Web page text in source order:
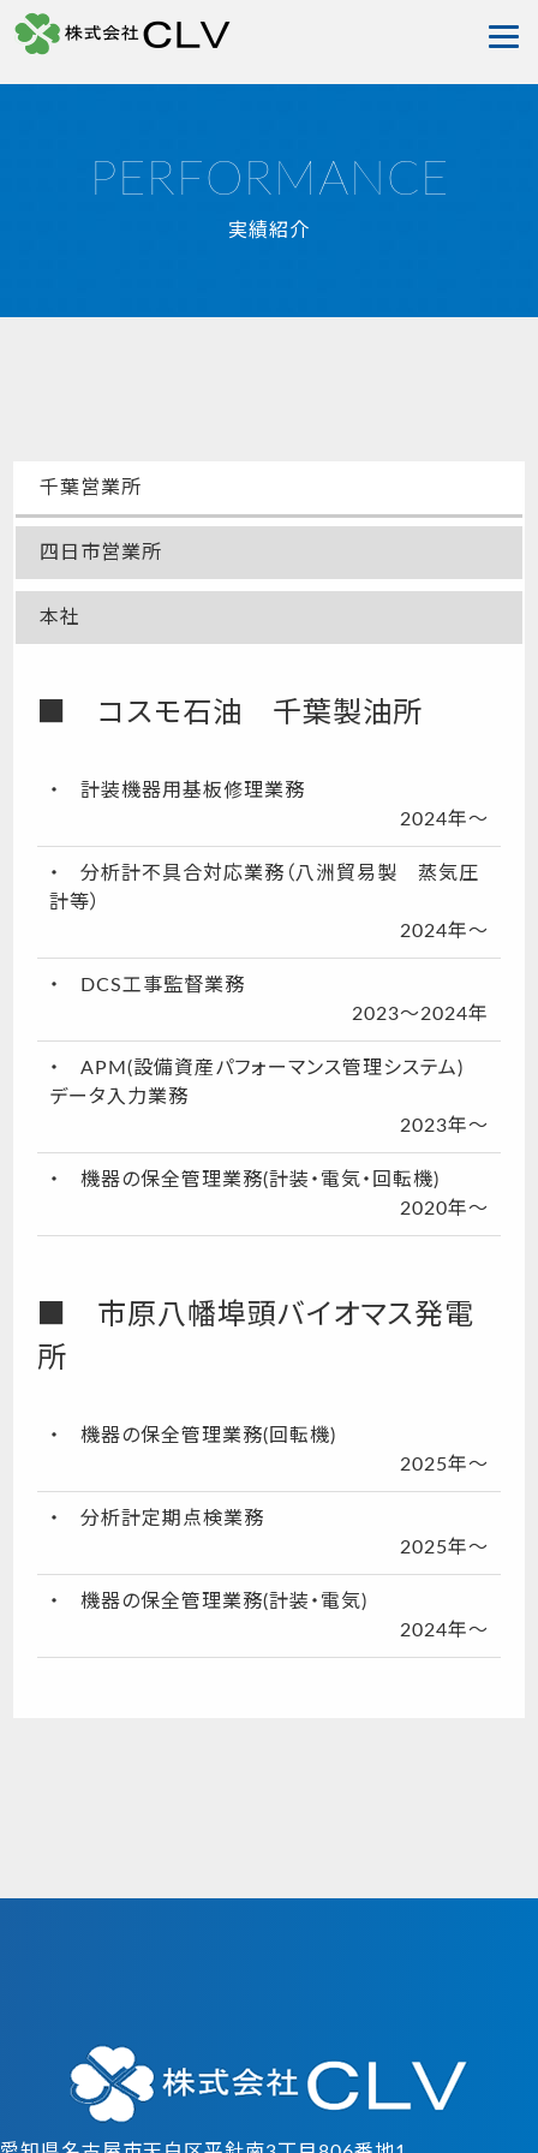
PERFORMANCE
実績紹介
千葉営業所
四日市営業所
本社
■ コスモ石油 千葉製油所
・ 計装機器用基板修理業務
2024年～
・ 分析計不具合対応業務（八洲貿易製 蒸気圧
計等）
2024年～
・ DCS工事監督業務
2023～2024年
・ APM(設備資産パフォーマンス管理システム)
データ入力業務
2023年～
・ 機器の保全管理業務(計装・電気・回転機)
2020年～
■ 市原八幡埠頭バイオマス発電
所
・ 機器の保全管理業務(回転機)
2025年～
・ 分析計定期点検業務
2025年～
・ 機器の保全管理業務(計装・電気)
2024年～